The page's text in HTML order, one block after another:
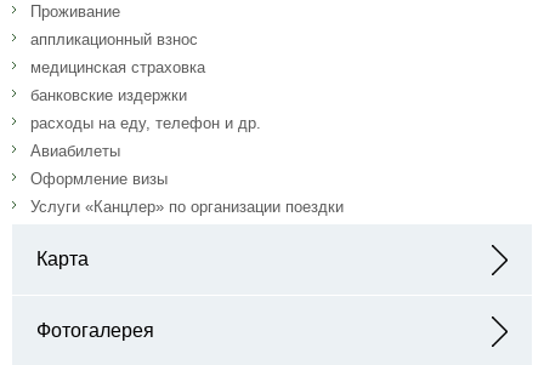
Проживание
аппликационный взнос
медицинская страховка
банковские издержки
расходы на еду, телефон и др.
Авиабилеты
Оформление визы
Услуги «Канцлер» по организации поездки
Карта
Фотогалерея